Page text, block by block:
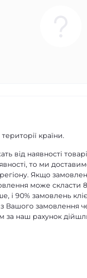
країни.
від наявності
то ми
Якщо
може скласти
і 90% замовлень
Вашого замовлення
за наш рахунок